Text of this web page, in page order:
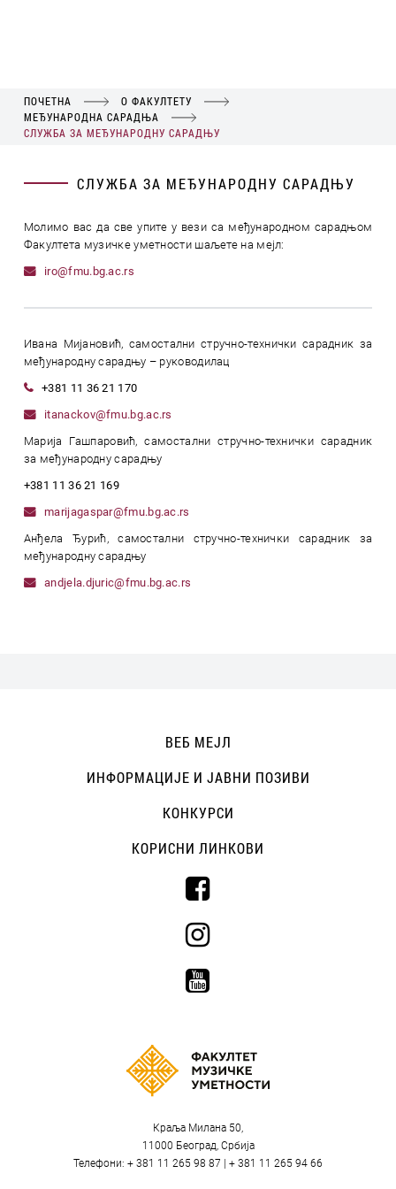
ПОЧЕТНА
О ФАКУЛТЕТУ
МЕЂУНАРОДНА САРАДЊА
СЛУЖБА ЗА МЕЂУНАРОДНУ САРАДЊУ
СЛУЖБА ЗА МЕЂУНАРОДНУ САРАДЊУ
Молимо вас да све упите у вези са међународном сарадњом
Факултета музичке уметности шаљете на мејл:
iro@fmu.bg.ac.rs
Ивана Мијановић, самостални стручно-технички сарадник за
међународну сарадњу – руководилац
+381 11 36 21 170
itanackov@fmu.bg.ac.rs
Марија Гашпаровић, самостални стручно-технички сарадник
за међународну сарадњу
+381 11 36 21 169
marijagaspar@fmu.bg.ac.rs
Анђела Ђурић, самостални стручно-технички сарадник за
међународну сарадњу
andjela.djuric@fmu.bg.ac.rs
Краља Милана 50,
11000 Београд, Србија
Телефони: + 381 11 265 98 87 | + 381 11 265 94 66
ВЕБ МЕЈЛ
ИНФОРМАЦИЈЕ И ЈАВНИ ПОЗИВИ
КОНКУРСИ
КОРИСНИ ЛИНКОВИ